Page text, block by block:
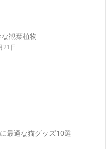
観葉植物
21日
最適な猫グッズ10選